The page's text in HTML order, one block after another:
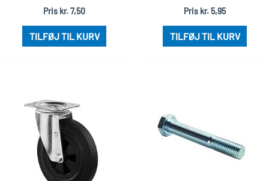
Pris kr.7,50
TILFØJ TIL KURV
Pris kr.5,95
TILFØJ TIL KURV